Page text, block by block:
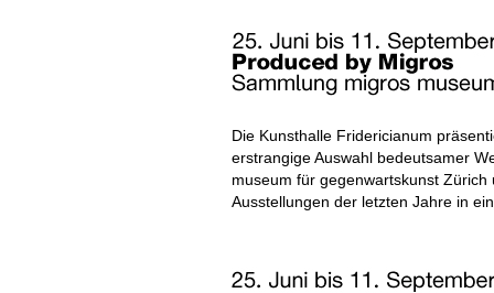
Die Kunsthalle Fridericianum
erstrangige Auswahl bedeutsamer
museum für gegenwartskunst
Ausstellungen der letzten Jahre in